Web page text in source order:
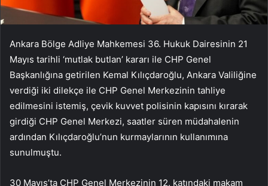
Ankara Bölge Adliye Mahkemesi 36. Hukuk Dairesinin 21
Mayıs tarihli ‘mutlak butlan’ kararı ile CHP Genel
Başkanlığına getirilen Kemal Kılıçdaroğlu, Ankara Valiliğine
verdiği iki dilekçe ile CHP Genel Merkezinin tahliye
edilmesini istemiş, çevik kuvvet polisinin kapısını kırarak
girdiği CHP Genel Merkezi, saatler süren müdahalenin
ardından Kılıçdaroğlu’nun kurmaylarının kullanımına
sunulmuştu.
30 Mayıs’ta CHP Genel Merkezinin 12. katındaki makam